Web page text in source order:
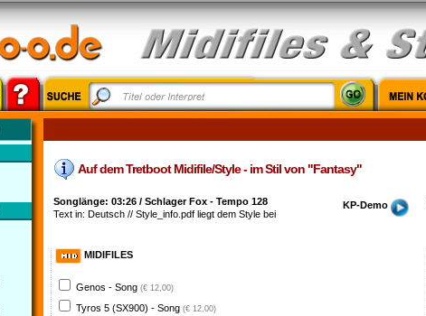
Auf dem Tretboot Midifile/Style - im Stil von "Fantasy"
Songlänge: 03:26 / Schlager Fox - Tempo 128
Text in: Deutsch // Style_info.pdf liegt dem Style bei
KP-Demo
MIDIFILES
Genos - Song (€ 12,00)
Tyros 5 (SX900) - Song (€ 12,00)